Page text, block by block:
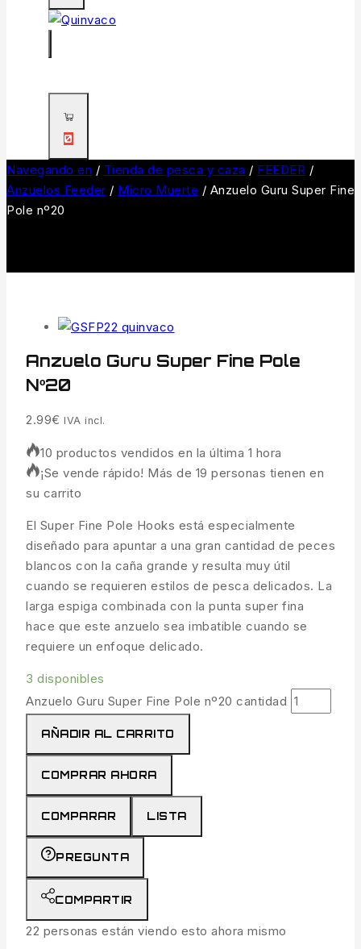
0
Navegando en / Tienda de pesca y caza / FEEDER /
Anzuelos Feeder / Micro Muerte / Anzuelo Guru Super Fine
Pole nº20
Anzuelo Guru Super Fine Pole
Nº20
2.99€ IVA incl.
10 productos vendidos en la última 1 hora
¡Se vende rápido! Más de 19 personas tienen en
su carrito
El Super Fine Pole Hooks está especialmente
diseñado para apuntar a una gran cantidad de peces
blancos con la caña grande y resulta muy útil
cuando se requieren estilos de pesca delicados. La
larga espiga combinada con la punta super fina
hace que este anzuelo sea imbatible cuando se
requiere un enfoque delicado.
3 disponibles
Anzuelo Guru Super Fine Pole nº20 cantidad
AÑADIR AL CARRITO
COMPRAR AHORA
COMPARAR LISTA
PREGUNTA
COMPARTIR
22 personas están viendo esto ahora mismo